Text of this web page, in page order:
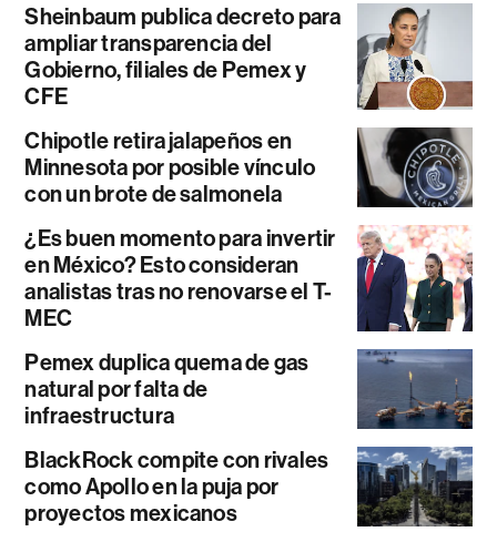
Sheinbaum publica decreto para
ampliar transparencia del
Gobierno, filiales de Pemex y
CFE
Chipotle retira jalapeños en
Minnesota por posible vínculo
con un brote de salmonela
¿Es buen momento para invertir
en México? Esto consideran
analistas tras no renovarse el T-
MEC
Pemex duplica quema de gas
natural por falta de
infraestructura
BlackRock compite con rivales
como Apollo en la puja por
proyectos mexicanos